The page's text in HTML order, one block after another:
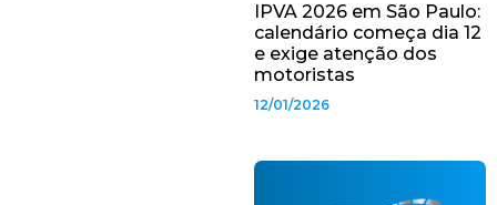
IPVA 2026 em São Paulo:
calendário começa dia 12
e exige atenção dos
motoristas
12/01/2026